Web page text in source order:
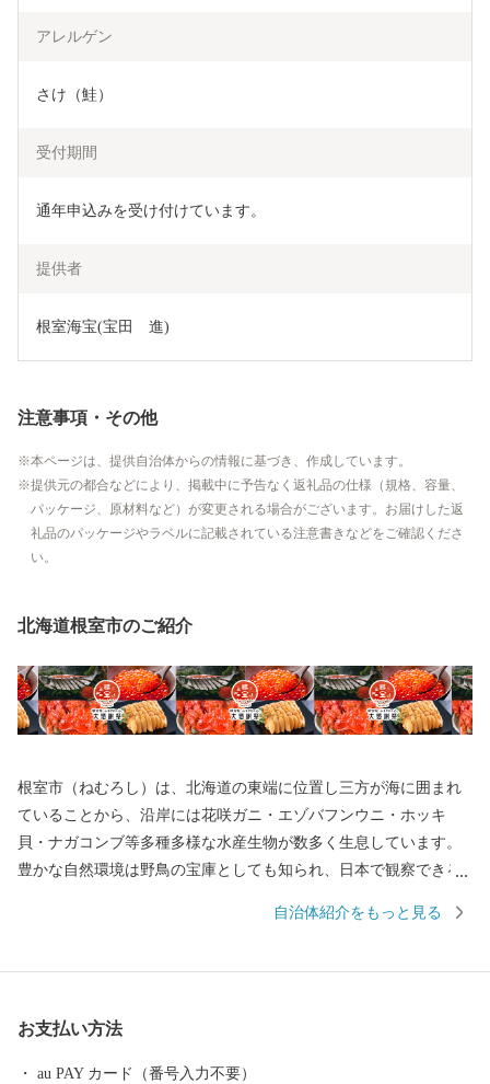
アレルゲン
さけ（鮭）
受付期間
通年申込みを受け付けています。
提供者
根室海宝(宝田　進)
注意事項・その他
本ページは、提供自治体からの情報に基づき、作成しています。
提供元の都合などにより、掲載中に予告なく返礼品の仕様（規格、容量、
パッケージ、原材料など）が変更される場合がございます。お届けした返
礼品のパッケージやラベルに記載されている注意書きなどをご確認くださ
い。
北海道根室市のご紹介
根室市（ねむろし）は、北海道の東端に位置し三方が海に囲まれ
ていることから、沿岸には花咲ガニ・エゾバフンウニ・ホッキ
貝・ナガコンブ等多種多様な水産生物が数多く生息しています。
豊かな自然環境は野鳥の宝庫としても知られ、日本で観察できる
などには毎年全国各地から多くの方がバードウォッチングに訪れ
返還要求運動原点の地」として、これまで長きに渡り北方四島の
早期返還を願い、市民一丸となって世論の先頭に立ち、運動を展
自治体紹介をもっと見る
お支払い方法
au PAY カード（番号入力不要）